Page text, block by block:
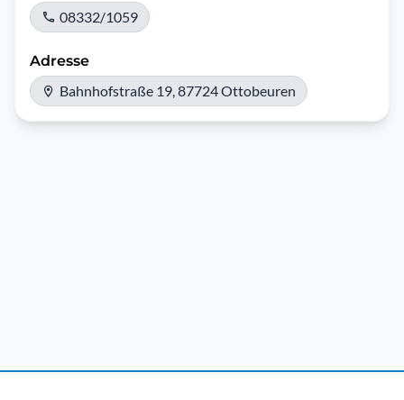
08332/1059
Adresse
Bahnhofstraße 19, 87724 Ottobeuren